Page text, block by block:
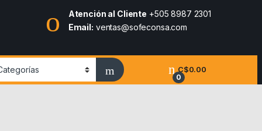
Atención al Cliente +505 8987 2301
Email: ventas@sofeconsa.com
0
C$0.00